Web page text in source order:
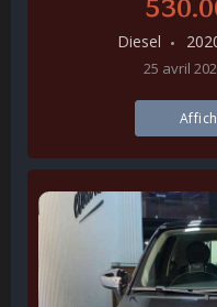
Diesel
25 avril